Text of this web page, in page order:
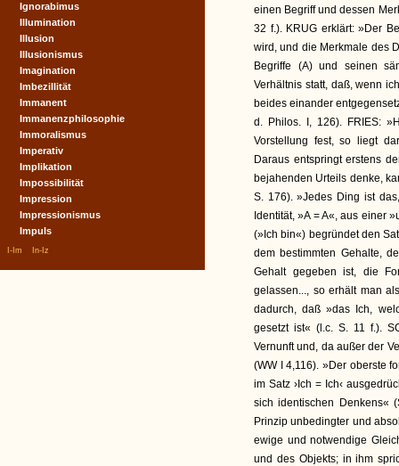
einen Begriff und dessen
32 f.). KRUG erklärt: »Der
wird, und die Merkmale des
Begriffe (A) und seinen
Verhältnis statt, daß, wenn
beides einander
d. Philos. I, 126). FRIES:
Vorstellung fest, so liegt
Daraus entspringt erstens
bejahenden Urteils denke,
S. 176). »Jedes Ding ist
Identität, »A = A«, aus einer
(»Ich bin«) begründet den
dem bestimmten Gehalte,
Gehalt gegeben ist, die
gelassen..., so erhält man
dadurch, daß »das Ich,
gesetzt ist« (l.c. S. 11 f.).
Vernunft und, da außer der
(WW I 4,116). »Der oberste
im Satz ›Ich = Ich‹
sich identischen Denkens«
Prinzip unbedingter und
ewige und notwendige
und des Objekts; in ihm
Ignorabimus
Illumination
Illusion
Illusionismus
Imagination
Imbezillität
Immanent
Immanenzphilosophie
Immoralismus
Imperativ
Implikation
Impossibilität
Impression
Impressionismus
Impuls
I-Im In-Iz